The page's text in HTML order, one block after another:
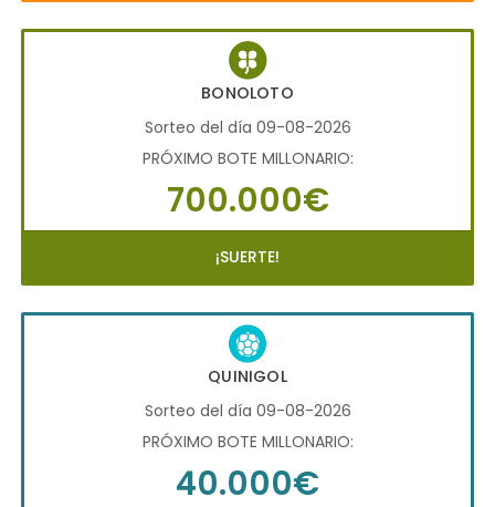
BONOLOTO
Sorteo del día 09-08-2026
PRÓXIMO BOTE MILLONARIO:
700.000€
¡SUERTE!
QUINIGOL
Sorteo del día 09-08-2026
PRÓXIMO BOTE MILLONARIO:
40.000€